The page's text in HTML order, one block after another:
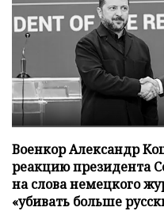
Военкор Александр
реакцию президента
на слова немецкого
«убивать больше